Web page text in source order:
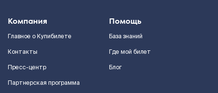
Компания
Главное о Купибилете
Контакты
Пресс-центр
Партнерская программа
Помощь
База знаний
Где мой билет
Блог